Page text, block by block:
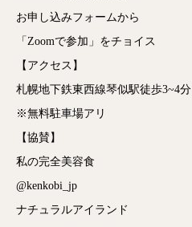
お申し込みフォームから
「Zoomで参加」をチョイス
【アクセス】
札幌地下鉄東西線琴似駅徒歩3~4分
※無料駐車場アリ
【協賛】
私の完全美容食
@kenkobi_jp
ナチュラルアイランド